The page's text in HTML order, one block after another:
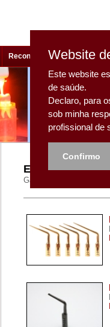
Reconstrução e Estética
Endodontia -
Gama de produtos
Website
Este website
de saúde.
Declaro, para
sob minha
profissional de
Confirmo